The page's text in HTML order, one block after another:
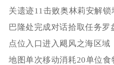
关遗迹11击败奥林莉安解
巴隆处完成对话拾取任务
点位入口进入飓风之海区
地图单次移动消耗20单位